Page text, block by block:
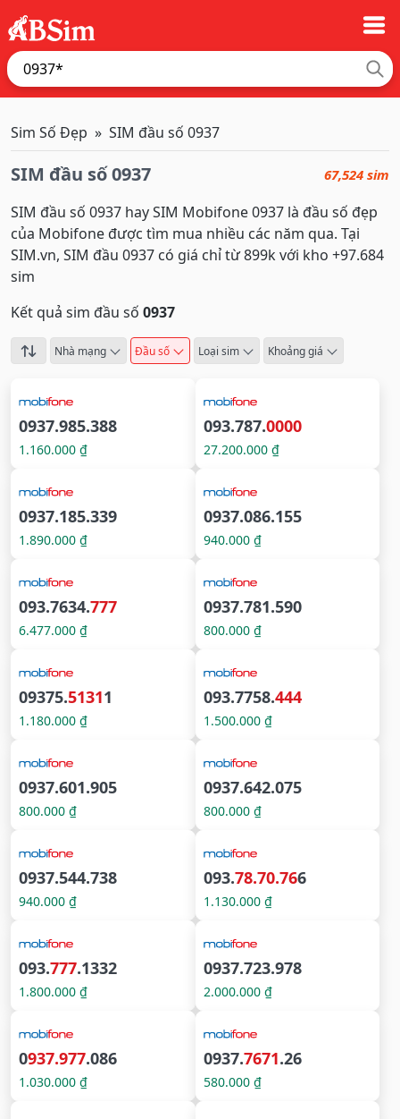
Sim Số Đẹp SIM đầu số 0937
SIM đầu số 0937 67,524 sim
SIM đầu số 0937 hay SIM Mobifone 0937 là đầu số đẹp
của Mobifone được tìm mua nhiều các năm qua. Tại
SIM.vn, SIM đầu 0937 có giá chỉ từ 899k với kho +97.684
sim
Kết quả sim đầu số 0937
Nhà mạng Đầu số Loại sim Khoảng giá
0937.985.388
1.160.000 ₫
093.787.0000
27.200.000 ₫
0937.185.339
1.890.000 ₫
0937.086.155
940.000 ₫
093.7634.777
6.477.000 ₫
0937.781.590
800.000 ₫
09375.51311
1.180.000 ₫
093.7758.444
1.500.000 ₫
0937.601.905
800.000 ₫
0937.642.075
800.000 ₫
0937.544.738
940.000 ₫
093.78.70.766
1.130.000 ₫
093.777.1332
1.800.000 ₫
0937.723.978
2.000.000 ₫
0937.977.086
1.030.000 ₫
0937.7671.26
580.000 ₫